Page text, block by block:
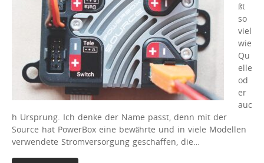
ßt
so
viel
wie
Qu
elle
od
er
auc
h Ursprung. Ich denke der Name passt, denn mit der
Source hat PowerBox eine bewährte und in viele Modellen
verwendete Stromversorgung geschaffen, die…